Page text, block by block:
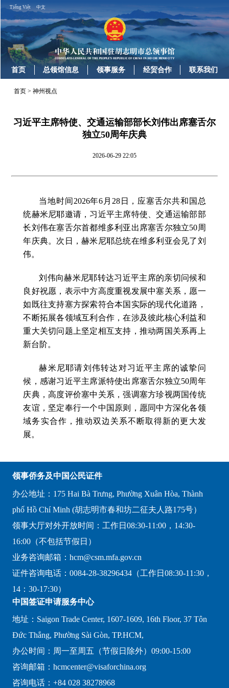
Tiếng Việt 中文
首页 总领馆信息 领事服务 经贸合作 联系我们
首页 >神州视点
习近平主席特使、交通运输部部长刘伟出席塞舌尔
独立50周年庆典
2026-06-29 22:05
当地时间2026年6月28日，应塞舌尔共和国总
统赫米尼耶邀请，习近平主席特使、交通运输部部
长刘伟在塞舌尔首都维多利亚出席塞舌尔独立50周
年庆典。次日，赫米尼耶总统在维多利亚会见了刘
伟。
刘伟向赫米尼耶转达习近平主席的亲切问候和
良好祝愿，表示中方高度重视发展中塞关系，愿一
如既往支持塞方探索符合本国实际的现代化道路，
不断拓展各领域互利合作，在涉及彼此核心利益和
重大关切问题上坚定相互支持，推动两国关系再上
新台阶。
赫米尼耶请刘伟转达对习近平主席的诚挚问
候，感谢习近平主席派特使出席塞舌尔独立50周年
庆典，高度评价塞中关系，强调塞方珍视两国传统
友谊，坚定奉行一个中国原则，愿同中方深化各领
域务实合作，推动双边关系不断取得新的更大发
展。
领事侨务及中国公民证件
办公地址：175 Hai Bà Trưng, Phường Xuân Hòa, Thành
phố Hồ Chí Minh (胡志明市春和坊二征夫人路175号）
领事大厅对外开放时间：工作日08:30-11:00，14:30-
16:00（不包括节假日）
业务咨询邮箱：hcm@csm.mfa.gov.cn
证件咨询电话：0084-28-38296434（工作日08:30-11:30，
14：30-17:30）
中国签证申请服务中心
地址：Saigon Trade Center, 1607-1609, 16th Floor, 37 Tôn
Đức Thắng, Phường Sài Gòn, TP.HCM,
办公时间：周一至周五（节假日除外）09:00-15:00
咨询邮箱：hcmcenter@visaforchina.org
咨询电话：+84 028 38278968